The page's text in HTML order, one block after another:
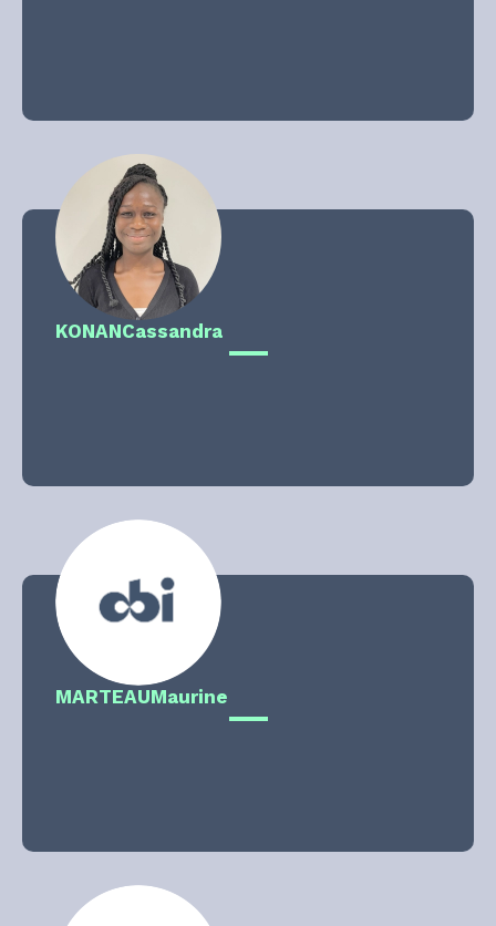
KONANCassandra
MARTEAUMaurine